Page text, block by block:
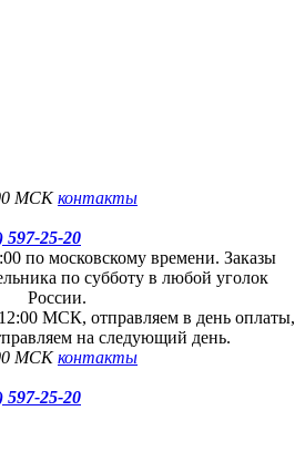
МСКконтакты
597-25-20
по московскому времени. Заказы
по субботу в любой уголок
России.
МСК, отправляем в день оплаты,
на следующий день.
МСКконтакты
597-25-20